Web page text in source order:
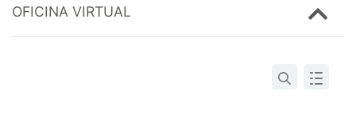
OFICINA VIRTUAL